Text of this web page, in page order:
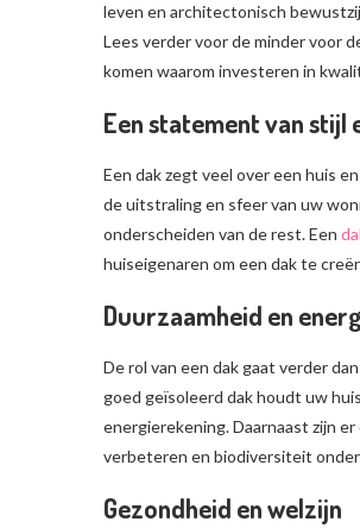
leven en architectonisch
Lees verder voor de minder voor
komen waarom investeren in
Een statement van stijl
Een dak zegt veel over een huis
de uitstraling en sfeer van uw
onderscheiden van de rest. Een
huiseigenaren om een dak te
Duurzaamheid en
De rol van een dak gaat verder
goed geïsoleerd dak houdt uw
energierekening. Daarnaast zijn
verbeteren en biodiversiteit
Gezondheid en welzijn